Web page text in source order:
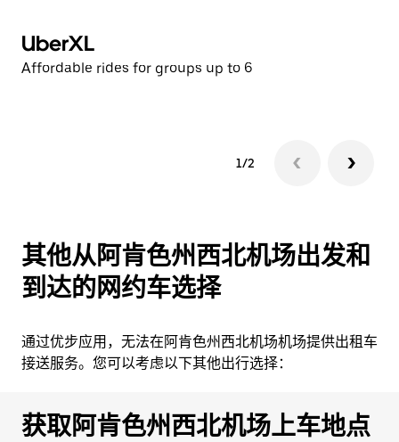
UberXL
Affordable rides for groups up to 6
1/2
其他从阿肯色州西北机场出发和
到达的网约车选择
通过优步应用，无法在阿肯色州西北机场机场提供出租车
接送服务。您可以考虑以下其他出行选择：
获取阿肯色州西北机场上车地点